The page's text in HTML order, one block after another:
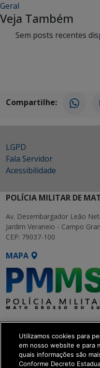
Geral
Veja Também
Sem posts recentes
Compartilhe:
LGPD
Fala Servidor
Acessibilidade
POLÍCIA MILITAR DE
Av. Desembargador Leão
Jardim Veraneio - Campo
CEP: 79037-100
MAPA
SETDIG | Secretaria-Executiva
de Transformação Digital
get_footer();
Utilizamos cookies para
em nosso website e para
quais informações são
Conforme Decreto